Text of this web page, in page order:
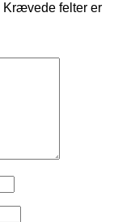
Krævede felter er